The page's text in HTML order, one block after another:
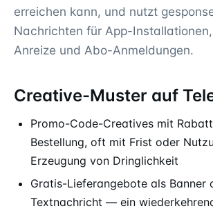
erreichen kann, und nutzt
Nachrichten für App-
Anreize und Abo-Anmeldungen.
Creative-Muster auf
Promo-Code-Creatives mit
Bestellung, oft mit Frist oder
Erzeugung von Dringlichkeit
Gratis-Lieferangebote als Banner
Textnachricht — ein